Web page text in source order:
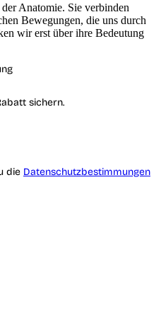
Anatomie. Sie verbinden
Bewegungen, die uns durch
wir erst über ihre Bedeutung
sichern.
die Datenschutzbestimmungen